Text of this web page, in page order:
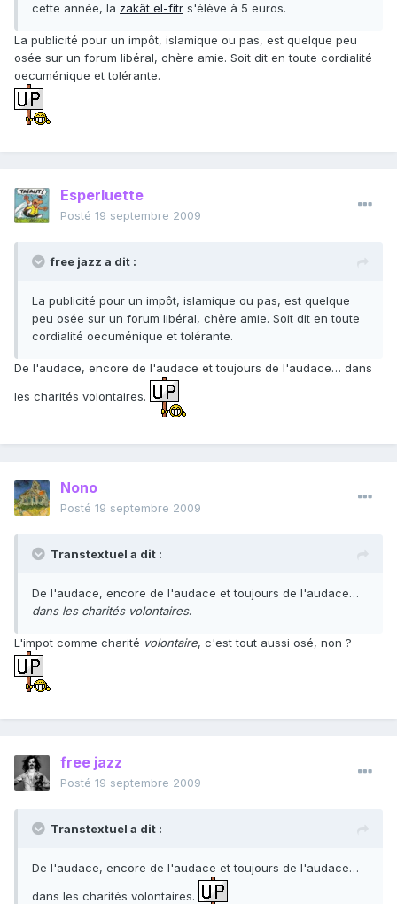
cette année, la zakât el-fitr s'élève à 5 euros.
La publicité pour un impôt, islamique ou pas, est quelque peu
osée sur un forum libéral, chère amie. Soit dit en toute cordialité
oecuménique et tolérante.
Esperluette
Posté 19 septembre 2009
free jazz a dit :
La publicité pour un impôt, islamique ou pas, est quelque
peu osée sur un forum libéral, chère amie. Soit dit en toute
cordialité oecuménique et tolérante.
De l'audace, encore de l'audace et toujours de l'audace… dans
les charités volontaires.
Nono
Posté 19 septembre 2009
Transtextuel a dit :
De l'audace, encore de l'audace et toujours de l'audace…
dans les charités volontaires.
L'impot comme charité volontaire, c'est tout aussi osé, non ?
free jazz
Posté 19 septembre 2009
Transtextuel a dit :
De l'audace, encore de l'audace et toujours de l'audace…
dans les charités volontaires.